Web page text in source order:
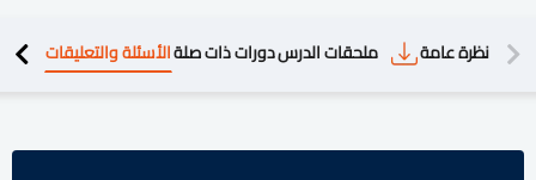
نظرة عامة ملحقات الدرسدورات ذات صلةالأسئلة والتعليقات